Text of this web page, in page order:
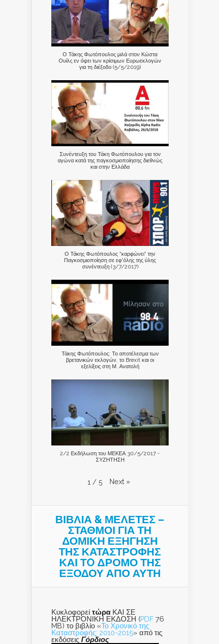
Ο Τάκης Φωτόπουλος μιλά στον Κώστα
Ουίλς εν όψει των κρίσιμων Ευρωεκλογών
για τη διέξοδο (5/5/2019)
Συνέντευξη του Τάκη Φωτόπουλου για τον
αγώνα κατά της παγκοσμιοποίησης διεθνώς
και στην Ελλάδα
Ο Τάκης Φωτόπουλος "καρφώνει" την
Παγκοσμιοποίηση σε εφ'όλης της ύλης
συνέντευξη (3/7/2017)
Τάκης Φωτόπουλος: Το αποτέλεσμα των
βρετανικών εκλογών, το Brexit και οι
εξελίξεις στη Μ. Ανατολή
2/2 Εκδήλωση του ΜΕΚΕΑ 30/5/2017 -
ΣΥΖΗΤΗΣΗ
1 / 5 Next »
ΒΙΒΛΙΑ & ΜΕΛΕΤΕΣ –
ΣΤΑΘΜΟΙ ΓΙΑ ΤΗ
ΔΟΜΙΚΗ ΕΞΗΓΗΣΗ
ΤΗΣ ΚΑΤΑΣΤΡΟΦΗΣ
ΚΑΙ ΤO ΔΡΟΜΟ ΤΗΣ
ΕΞΟΔΟΥ ΑΠΟ ΑΥΤΗ
Κυκλοφορεί τώρα ΚΑΙ ΣΕ
ΗΛΕΚΤΡΟΝΙΚΗ ΕΚΔΟΣΗ (PDF 76
MB) το βιβλίο «Το Χρονικό της
Καταστροφής: 2010-2015» από τις
εκδόσεις Γόρδιος